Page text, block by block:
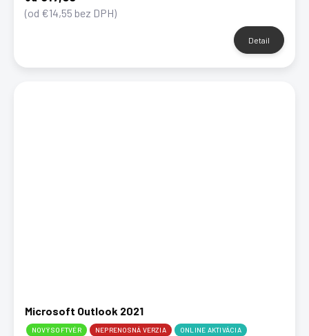
(od €14,55 bez DPH)
Detail
Microsoft Outlook 2021
NEPRENOSNÁ VERZIA
NOVÝ SOFTVÉR ONLINE AKTIVÁCIA